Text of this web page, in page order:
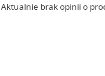
Aktualnie brak opinii o